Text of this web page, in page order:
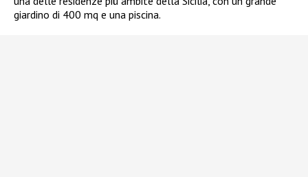
giardino di 400 mq e una piscina.